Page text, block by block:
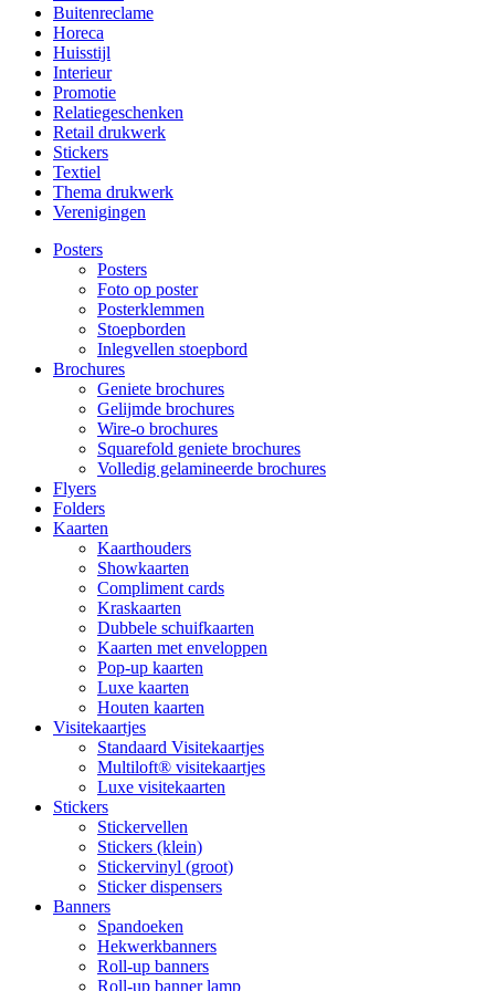
Buitenreclame
Horeca
Huisstijl
Interieur
Promotie
Relatiegeschenken
Retail drukwerk
Stickers
Textiel
Thema drukwerk
Verenigingen
Posters
Posters
Foto op poster
Posterklemmen
Stoepborden
Inlegvellen stoepbord
Brochures
Geniete brochures
Gelijmde brochures
Wire-o brochures
Squarefold geniete brochures
Volledig gelamineerde brochures
Flyers
Folders
Kaarten
Kaarthouders
Showkaarten
Compliment cards
Kraskaarten
Dubbele schuifkaarten
Kaarten met enveloppen
Pop-up kaarten
Luxe kaarten
Houten kaarten
Visitekaartjes
Standaard Visitekaartjes
Multiloft® visitekaartjes
Luxe visitekaarten
Stickers
Stickervellen
Stickers (klein)
Stickervinyl (groot)
Sticker dispensers
Banners
Spandoeken
Hekwerkbanners
Roll-up banners
Roll-up banner lamp